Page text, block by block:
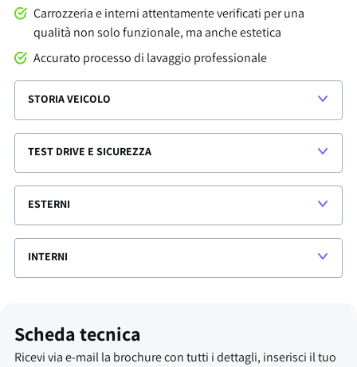
Carrozzeria e interni attentamente verificati per una
qualità non solo funzionale, ma anche estetica
Accurato processo di lavaggio professionale
STORIA VEICOLO
TEST DRIVE E SICUREZZA
ESTERNI
INTERNI
Scheda tecnica
Ricevi via e-mail la brochure con tutti i dettagli, inserisci il tuo